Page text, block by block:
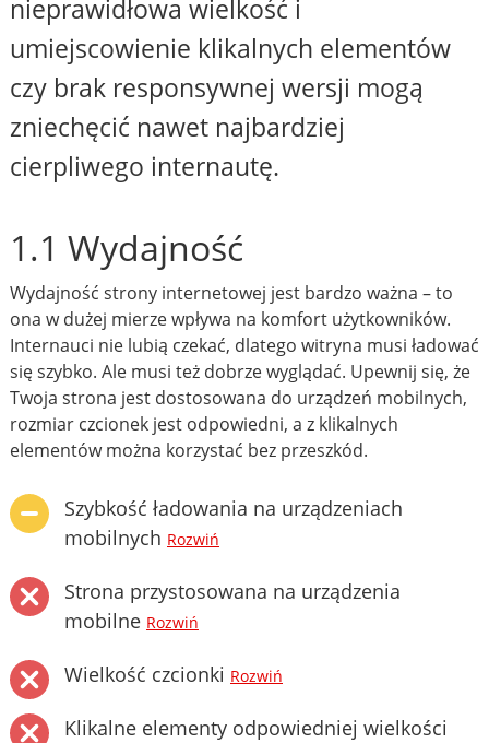
nieprawidłowa wielkość i
umiejscowienie klikalnych elementów
czy brak responsywnej wersji mogą
zniechęcić nawet najbardziej
cierpliwego internautę.
1.1 Wydajność
Wydajność strony internetowej jest bardzo ważna – to
ona w dużej mierze wpływa na komfort użytkowników.
Internauci nie lubią czekać, dlatego witryna musi ładować
się szybko. Ale musi też dobrze wyglądać. Upewnij się, że
Twoja strona jest dostosowana do urządzeń mobilnych,
rozmiar czcionek jest odpowiedni, a z klikalnych
elementów można korzystać bez przeszkód.
Szybkość ładowania na urządzeniach
mobilnych Rozwiń
Strona przystosowana na urządzenia
mobilne Rozwiń
Wielkość czcionki Rozwiń
Klikalne elementy odpowiedniej wielkości